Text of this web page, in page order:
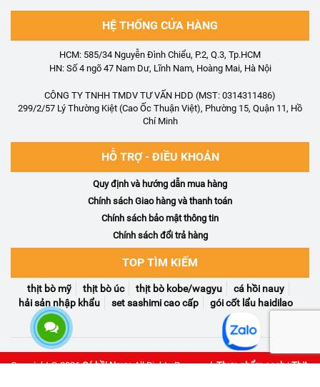
HỆ THỐNG CỬA HÀNG
HCM: 585/34 Nguyễn Đình Chiểu, P.2, Q.3, Tp.HCM
HN: Số 4 ngõ 47 Nam Dư, Lĩnh Nam, Hoàng Mai, Hà Nội
CÔNG TY TNHH TMDV TƯ VẤN HDD (MST: 0314311486)
299/2/57 Lý Thường Kiệt (Cao Ốc Thuận Việt), Phường 15, Quận 11, Hồ
Chí Minh
HỖ TRỢ - ĐIỀU KHOẢN
Quy định và hướng dẫn mua hàng
Chính sách Giao hàng và thanh toán
Chính sách bảo mật thông tin
Chính sách đổi trả hàng
TOP TÌM KIẾM
thịt bò mỹ thịt bò úc thịt bò kobe/wagyu
cá hồi nauy
hải sản nhập khẩu
set sashimi cao cấp gói cốt lẩu haidilao
Copyright © 2026Cá hồi Nauy. All Rights Reserved.Thực phẩm sạch|Thịt